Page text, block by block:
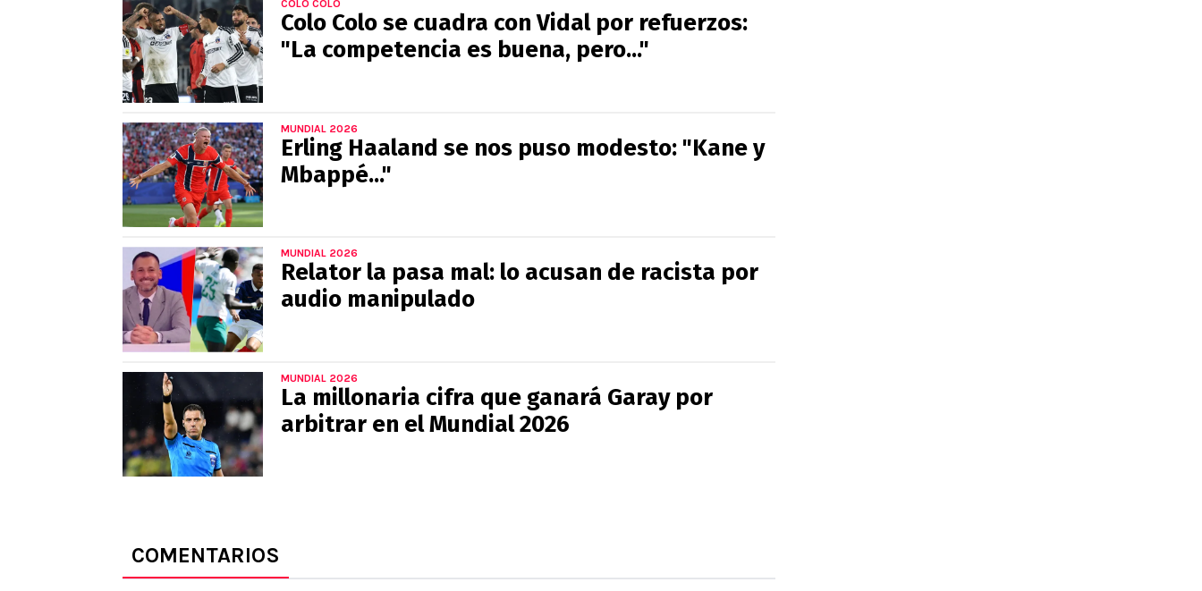
COLO COLO
Colo Colo se cuadra con Vidal por refuerzos:
"La competencia es buena, pero..."
MUNDIAL 2026
Erling Haaland se nos puso modesto: "Kane y
Mbappé..."
MUNDIAL 2026
Relator la pasa mal: lo acusan de racista por
audio manipulado
MUNDIAL 2026
La millonaria cifra que ganará Garay por
arbitrar en el Mundial 2026
COMENTARIOS